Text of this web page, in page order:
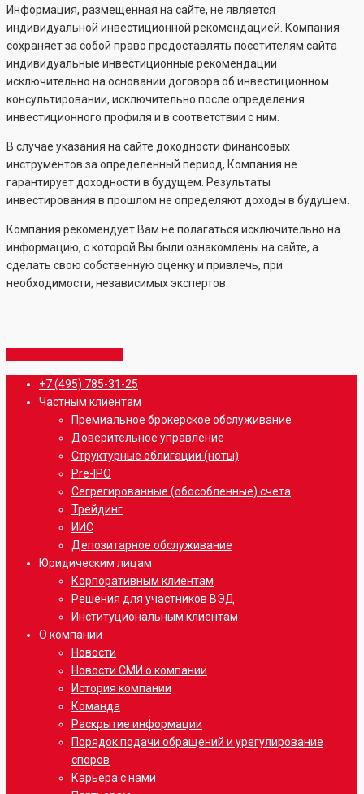
Информация, размещенная на сайте, не является
индивидуальной инвестиционной рекомендацией. Компания
сохраняет за собой право предоставлять посетителям сайта
индивидуальные инвестиционные рекомендации
исключительно на основании договора об инвестиционном
консультировании, исключительно после определения
инвестиционного профиля и в соответствии с ним.
В случае указания на сайте доходности финансовых
инструментов за определенный период, Компания не
гарантирует доходности в будущем. Результаты
инвестирования в прошлом не определяют доходы в будущем.
Компания рекомендует Вам не полагаться исключительно на
информацию, с которой Вы были ознакомлены на сайте, а
сделать свою собственную оценку и привлечь, при
необходимости, независимых экспертов.
Close
Menu
+7 (495) 785-31-25
Частным клиентам
Премиальное брокерское обслуживание
Доверительное управление
Структурные облигации (ноты)
Pre-IPO
Сегрегированные (обособленные) счета
Трейдинг
ИИС
Депозитарное обслуживание
Юридическим лицам
Корпоративным клиентам
Решения для участников ВЭД
Институциональным клиентам
О компании
Новости
Новости СМИ о компании
История компании
Команда
Раскрытие информации
Порядок подачи обращений и урегулирование
споров
Карьера с нами